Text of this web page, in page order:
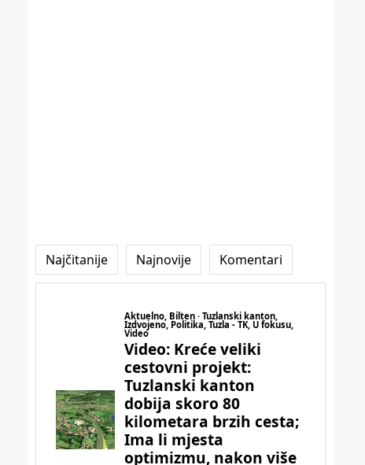
Najčitanije Najnovije Komentari